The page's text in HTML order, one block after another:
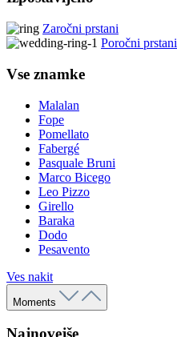
Zaročni prstani
Poročni prstani
Vse znamke
Malalan
Fope
Pomellato
Fabergé
Pasquale Bruni
Marco Bicego
Leo Pizzo
Girello
Baraka
Dodo
Pesavento
Ves nakit
Moments